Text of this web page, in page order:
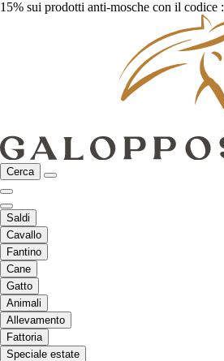
15% sui prodotti anti-mosche con il codice :
Cerca
Saldi
Cavallo
Fantino
Cane
Gatto
Animali
Allevamento
Fattoria
Speciale estate